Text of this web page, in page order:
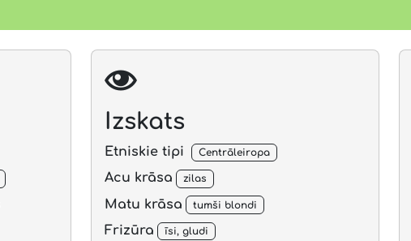
Izskats
Etniskie tipi Centrāleiropa
Acu krāsa zilas
Matu krāsa tumši blondi
Frizūra īsi, gludi